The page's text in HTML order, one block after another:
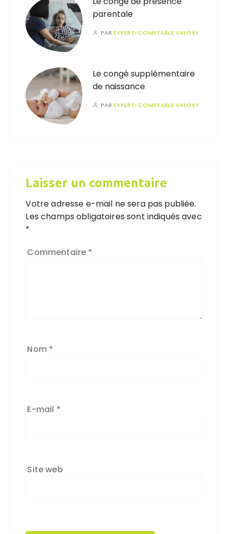
parentale
PAREXPERT-COMPTABLE VALOXY
Le congé supplémentaire
de naissance
PAREXPERT-COMPTABLE VALOXY
Laisser un commentaire
Votre adresse e-mail ne sera pas publiée.
Les champs obligatoires sont indiqués avec
*
Commentaire *
Nom *
E-mail *
Site web